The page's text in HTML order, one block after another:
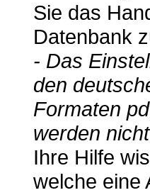
Sie das
Datenbank
- Das
den
Formaten
werden
Ihre Hilfe
welche eine